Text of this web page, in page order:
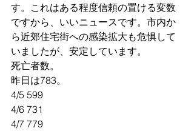
す。これはある程度信頼の置ける変数
ですから、いいニュースです。市内か
ら近郊住宅街への感染拡大も危惧して
いましたが、安定しています。
死亡者数。
昨日は783。
4/5 599
4/6 731
4/7 779